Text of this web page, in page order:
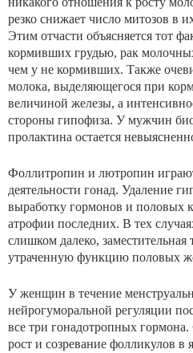
резко снижает число митозов в
Этим отчасти объясняется тот
кормив­ших грудью, рак
чем у не кормивших. Также
молока, выделяющегося при
величи­ной железы, а
стороны гипофиза. У мужчин
пролактина ос­тается
Фоллитропин и лютропин
деятельности гонад. Удаление
выработку гормонов и половых
атрофии последних. В тех
слишком далеко, заместительная
утраченную функцию половых
У женщин в течение
нейрогуморальной регуляции
все три гонадотропных
рост и созревание фолликулов в